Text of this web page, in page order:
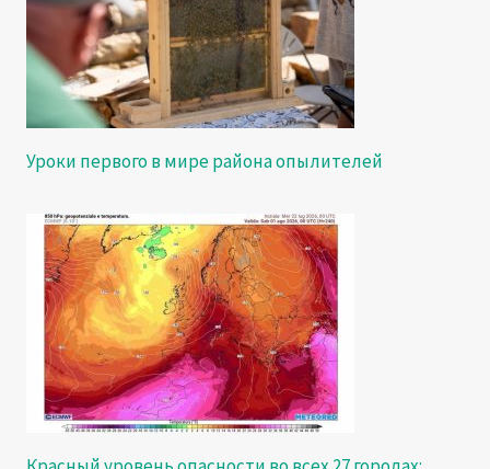
Уроки первого в мире района опылителей